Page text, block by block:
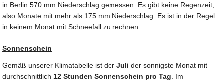
in Berlin 570 mm Niederschlag gemessen. Es gibt keine Regenzeit,
also Monate mit mehr als 175 mm Niederschlag. Es ist in der Regel
in keinem Monat mit Schneefall zu rechnen.
Sonnenschein
Gemäß unserer Klimatabelle ist der Juli der sonnigste Monat mit
durchschnittlich 12 Stunden Sonnenschein pro Tag . Im